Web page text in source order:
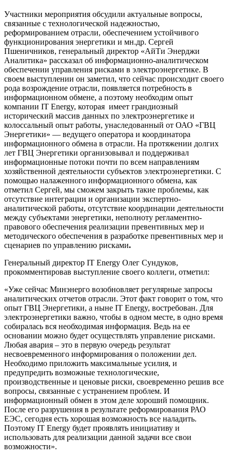
Участники мероприятия обсудили актуальные вопросы,
связанные с технологической надежностью,
реформированием отрасли, обеспечением устойчивого
функционирования энергетики и мн.др. Сергей
Пшеничников, генеральный директор «АйТи Энерджи
Аналитика» рассказал об информационно-аналитическом
обеспечении управления рисками в электроэнергетике. В
своем выступлении он заметил, что сейчас происходит своего
рода возрождение отрасли, появляется потребность в
информационном обмене, а поэтому необходим опыт
компании IT Energy, которая имеет грандиозный
исторический массив данных по электроэнергетике и
колоссальный опыт работы, унаследованный от ОАО «ГВЦ
Энергетики» — ведущего оператора и координатора
информационного обмена в отрасли. На протяжении долгих
лет ГВЦ Энергетики организовывал и поддерживал
информационные потоки почти по всем направлениям
хозяйственной деятельности субъектов электроэнергетики. С
помощью налаженного информационного обмена, как
отметил Сергей, мы сможем закрыть такие проблемы, как
отсутствие интеграции и организации экспертно-
аналитической работы, отсутствие координации деятельности
между субъектами энергетики, неполноту регламентно-
правового обеспечения реализации превентивных мер и
методического обеспечения в разработке превентивных мер и
сценариев по управлению рисками.
Генеральный директор IT Energy Олег Сундуков,
прокомментировав выступление своего коллеги, отметил:
«Уже сейчас Минэнерго возобновляет регулярные запросы
аналитических отчетов отрасли. Этот факт говорит о том, что
опыт ГВЦ Энергетики, а ныне IT Energy, востребован. Для
электроэнергетики важно, чтобы в одном месте, в одно время
собиралась вся необходимая информация. Ведь на ее
основании можно будет осуществлять управление рисками.
Любая авария – это в первую очередь результат
несвоевременного информирования о положении дел.
Необходимо приложить максимальные усилия, и
предупредить возможные технологические,
производственные и ценовые риски, своевременно решив все
вопросы, связанные с устранением проблем. И
информационный обмен в этом деле хороший помощник.
После его разрушения в результате реформирования РАО
ЕЭС, сегодня есть хорошая возможность все наладить.
Поэтому IT Energy будет проявлять инициативу и
использовать для реализации данной задачи все свои
возможности».